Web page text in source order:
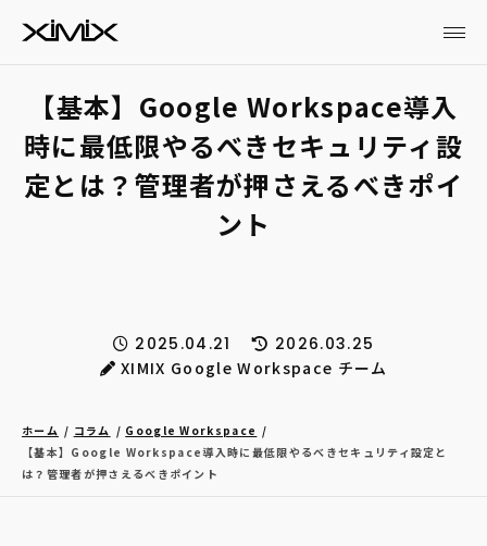
【基本】Google Workspace導入
時に最低限やるべきセキュリティ設
定とは？管理者が押さえるべきポイ
ント
2025.04.21
2026.03.25
XIMIX Google Workspace チーム
ホーム コラム
Google Workspace
【基本】Google Workspace導入時に最低限やるべきセキュリティ設定と
は？管理者が押さえるべきポイント